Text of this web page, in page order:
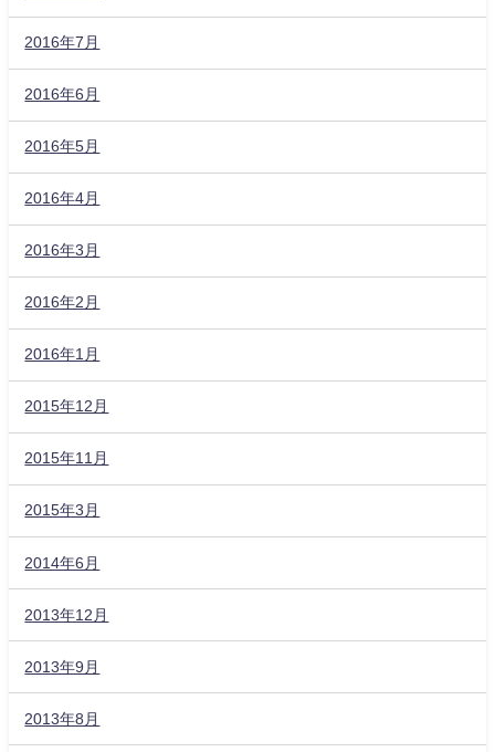
2016年7月
2016年6月
2016年5月
2016年4月
2016年3月
2016年2月
2016年1月
2015年12月
2015年11月
2015年3月
2014年6月
2013年12月
2013年9月
2013年8月